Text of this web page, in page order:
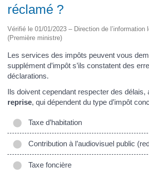
réclamé ?
Vérifié le 01/01/2023 – Direction de l’information
(Première ministre)
Les services des impôts peuvent vous
supplément d’impôt s’ils constatent des
déclarations.
Ils doivent cependant respecter des délais,
reprise, qui dépendent du type d’impôt
Taxe d’habitation
Contribution à l’audiovisuel public
Taxe foncière